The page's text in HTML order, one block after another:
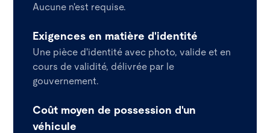
Aucune n'est requise.
Exigences en matière d'identité
Une pièce d'identité avec photo, valide et en
cours de validité, délivrée par le
gouvernement.
Coût moyen de possession d'un
véhicule